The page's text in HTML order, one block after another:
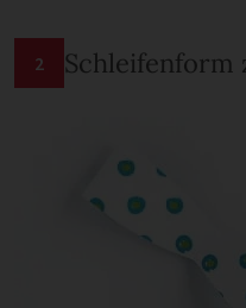
2 Schleifenform